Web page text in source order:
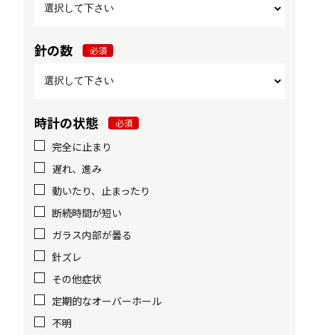
針の数 必須
時計の状態 必須
完全に止まり
遅れ、進み
動いたり、止まったり
断続時間が短い
ガラス内部が曇る
針ズレ
その他症状
定期的なオーバーホール
不明